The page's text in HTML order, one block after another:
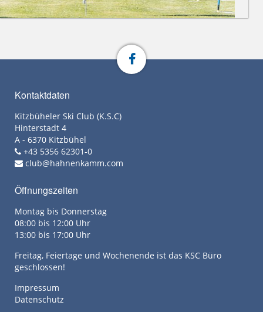
Kontaktdaten
Kitzbüheler Ski Club (K.S.C)
Hinterstadt 4
A - 6370 Kitzbühel
+43 5356 62301-0
club@hahnenkamm.com
Öffnungszeiten
Montag bis Donnerstag
08:00 bis 12:00 Uhr
13:00 bis 17:00 Uhr
Freitag, Feiertage und Wochenende ist das KSC Büro
geschlossen!
Impressum
Datenschutz